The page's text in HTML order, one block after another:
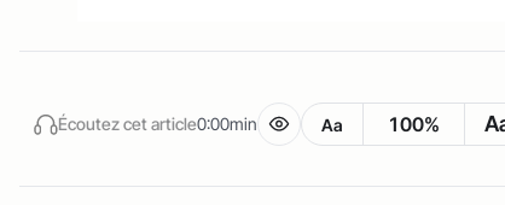
Écoutez cet article0:00min Aa 100%